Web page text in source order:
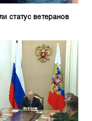
статус ветеранов